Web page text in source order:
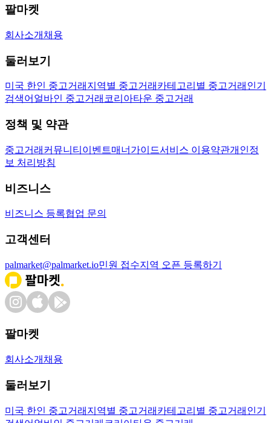
팔마켓
회사소개 채용
둘러보기
미국 한인 중고거래 지역별 중고거래 카테고리별 중고거래 인기
검색어 얼바인 중고거래 코리아타운 중고거래
정책 및 약관
중고거래 커뮤니티 이벤트매너가이드서비스 이용약관개인정
보 처리방침
비즈니스
비즈니스 등록협업 문의
고객센터
palmarket@palmarket.io민원 접수지역 오픈 등록하기
팔마켓
회사소개 채용
둘러보기
미국 한인 중고거래 지역별 중고거래 카테고리별 중고거래 인기